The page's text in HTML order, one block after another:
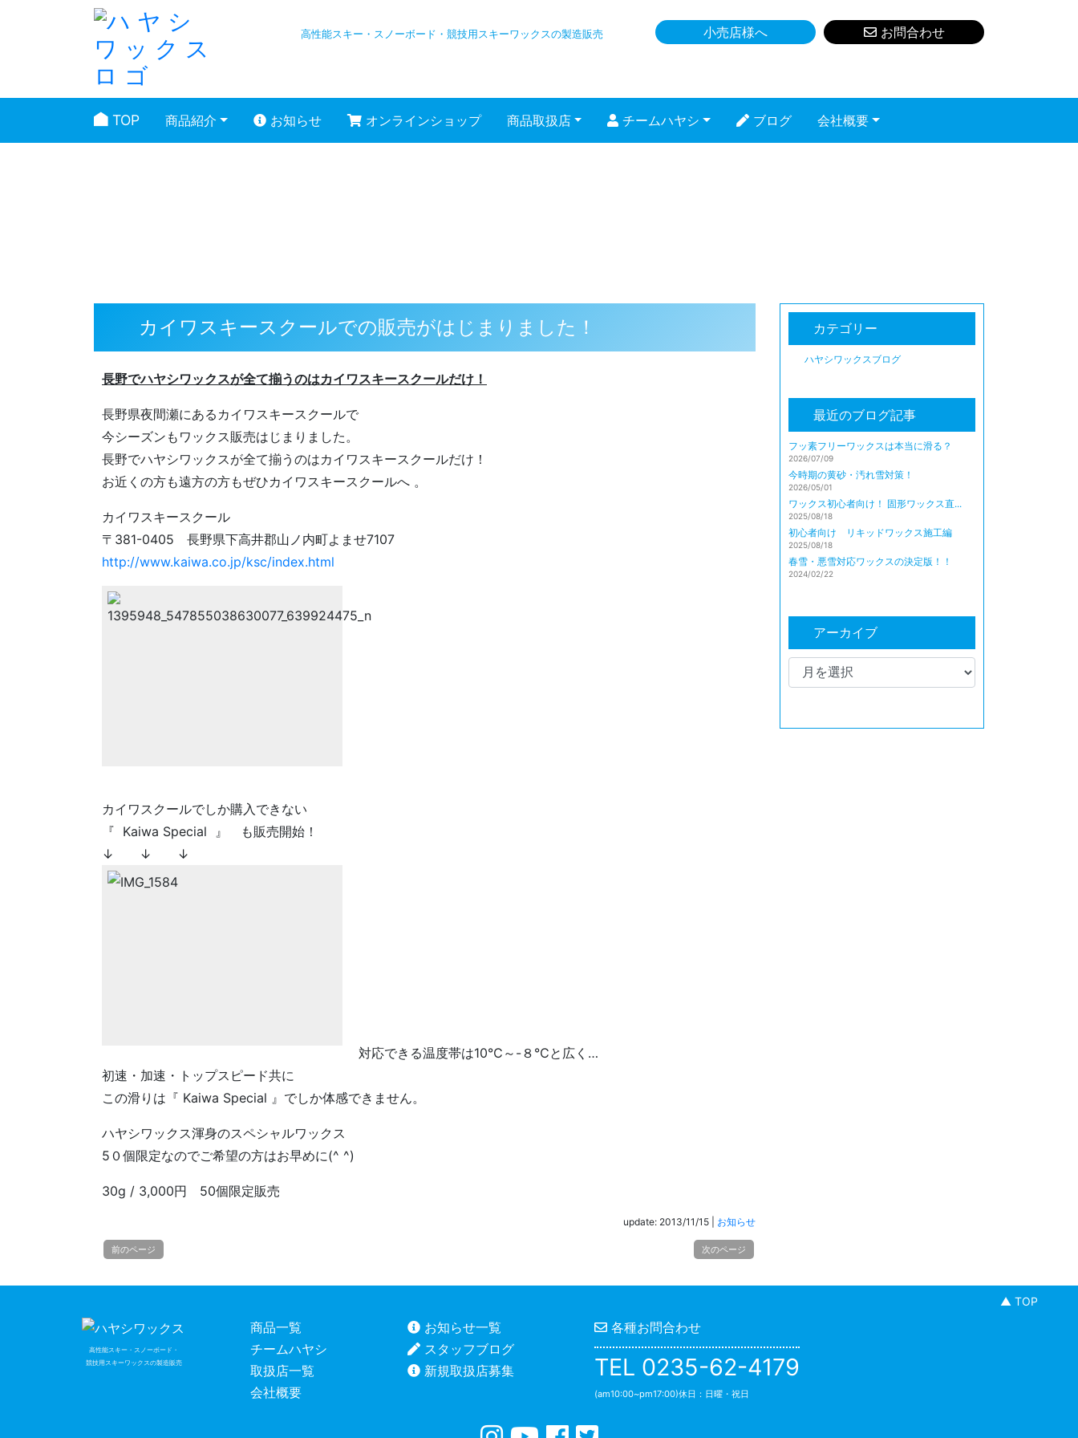
高性能スキー・スノーボード ・競技用スキーワックスの製造販売 小売店様へ お問合わせ
TOP 商品紹介 お知らせ オンラインショップ 商品取扱店 チームハヤシ ブログ 会社概要
カイワスキースクールでの販売がはじまりました！
長野でハヤシワックスが全て揃うのはカイワスキースクールだけ！
長野県夜間瀬にあるカイワスキースクールで
今シーズンもワックス販売はじまりました。
長野でハヤシワックスが全て揃うのはカイワスキースクールだけ！
お近くの方も遠方の方もぜひカイワスキースクールへ 。
カイワスキースクール
〒381-0405 長野県下高井郡山ノ内町よませ7107
http://www.kaiwa.co.jp/ksc/index.html
カイワスクールでしか購入できない
『 Kaiwa Special 』 も販売開始！
↓ ↓ ↓
対応できる温度帯は10℃～-８℃と広く…
初速・加速・トップスピード共に
この滑りは『 Kaiwa Special 』でしか体感できません。
ハヤシワックス渾身のスペシャルワックス
5０個限定なのでご希望の方はお早めに(^ ^)
30g / 3,000円 50個限定販売
update: 2013/11/15 お知らせ
前のページ 次のページ
カテゴリー
ハヤシワックスブログ
最近のブログ記事
フッ素フリーワックスは本当に滑る？
2026/07/09
今時期の黄砂・汚れ雪対策！
2026/05/01
ワックス初心者向け！ 固形ワックス直...
2025/08/18
初心者向け リキッドワックス施工編
2025/08/18
春雪・悪雪対応ワックスの決定版！！
2024/02/22
アーカイブ
▲ TOP
高性能スキー・スノーボード・
競技用スキーワックスの製造販売
商品一覧
チームハヤシ
取扱店一覧
会社概要
お知らせ一覧
スタッフブログ
新規取扱店募集
各種お問合わせ
TEL 0235-62-4179
(am10:00~pm17:00)休日：日曜・祝日